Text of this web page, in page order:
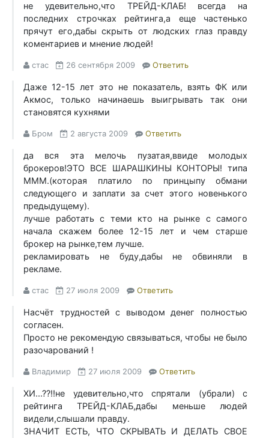
не удевительно,что ТРЕЙД-КЛАБ! всегда на
последних строчках рейтинга,а еще частенько
прячут его,дабы скрыть от людских глаз правду
коментариев и мнение людей!
стас 26 сентября 2009 Ответить
Даже 12-15 лет это не показатель, взять ФК или
Акмос, только начинаешь выигрывать так они
становятся кухнями
Бром 2 августа 2009 Ответить
да вся эта мелочь пузатая,ввиде молодых
брокеров!ЭТО ВСЕ ШАРАШКИНЫ КОНТОРЫ! типа
МММ.(которая платило по принцыпу обмани
следующего и заплати за счет этого новенького
предыдущему).
лучше работать с теми кто на рынке с самого
начала скажем более 12-15 лет и чем старше
брокер на рынке,тем лучше.
рекламировать не буду,дабы не обвиняли в
рекламе.
стас 27 июля 2009 Ответить
Насчёт трудностей с выводом денег полностью
согласен.
Просто не рекомендую связываться, чтобы не было
разочарований !
Владимир 27 июля 2009 Ответить
ХИ...??!!не удевительно,что спрятали (убрали) с
рейтинга ТРЕЙД-КЛАБ,дабы меньше людей
видели,слышали правду.
ЗНАЧИТ ЕСТЬ, ЧТО СКРЫВАТЬ И ДЕЛАТЬ СВОЕ